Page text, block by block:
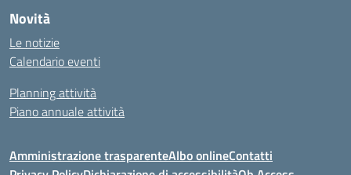
Novità
Le notizie
Calendario eventi
Planning attività
Piano annuale attività
Amministrazione trasparenteAlbo onlineContatti